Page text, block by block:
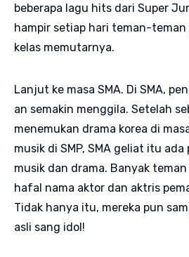
beberapa lagu hits dari Super
hampir setiap hari teman-teman
kelas memutarnya.
Lanjut ke masa SMA. Di SMA,
an semakin menggila. Setelah
menemukan drama korea di
musik di SMP, SMA geliat itu ada
musik dan drama. Banyak
hafal nama aktor dan aktris
Tidak hanya itu, mereka pun
asli sang idol!